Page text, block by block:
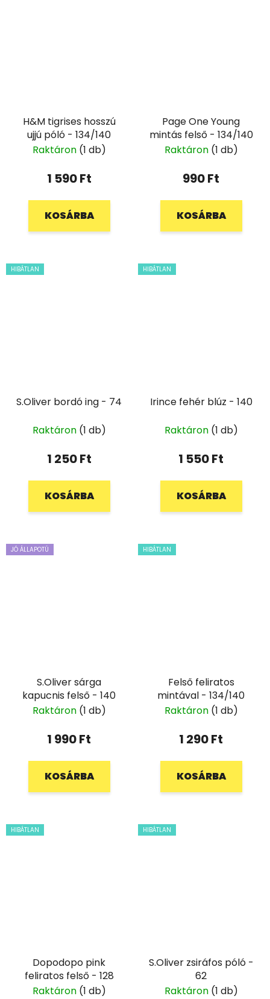
H&M tigrises hosszú
ujjú póló - 134/140
Raktáron (1 db)
1 590 Ft
KOSÁRBA
Page One Young
mintás felső - 134/140
Raktáron (1 db)
990 Ft
KOSÁRBA
HIBÁTLAN
S.Oliver bordó ing - 74
Raktáron (1 db)
1 250 Ft
KOSÁRBA
HIBÁTLAN
Irince fehér blúz - 140
Raktáron (1 db)
1 550 Ft
KOSÁRBA
JÓ ÁLLAPOTÚ
S.Oliver sárga
kapucnis felső - 140
Raktáron (1 db)
1 990 Ft
KOSÁRBA
HIBÁTLAN
Felső feliratos
mintával - 134/140
Raktáron (1 db)
1 290 Ft
KOSÁRBA
HIBÁTLAN
Dopodopo pink
feliratos felső - 128
Raktáron (1 db)
HIBÁTLAN
S.Oliver zsiráfos póló -
62
Raktáron (1 db)